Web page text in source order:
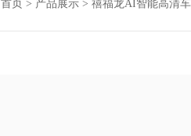
首页 > 产品展示 > 禧福龙AI智能高清